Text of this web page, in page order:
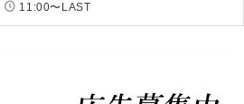
11:00〜LAST